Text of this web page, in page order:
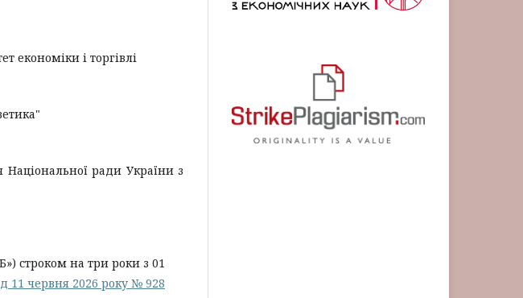
економіки і торгівлі
Національної ради України з
строком на три роки з 01
11 червня 2026 року № 928